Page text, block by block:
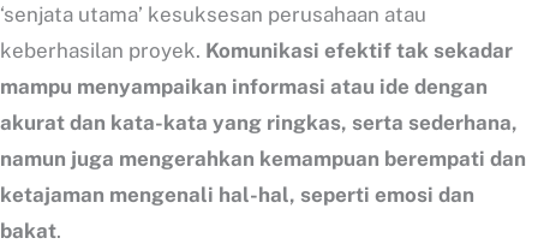
‘senjata utama’ kesuksesan perusahaan atau
keberhasilan proyek. Komunikasi efektif tak sekadar
mampu menyampaikan informasi atau ide dengan
akurat dan kata-kata yang ringkas, serta sederhana,
namun juga mengerahkan kemampuan berempati dan
ketajaman mengenali hal-hal, seperti emosi dan
bakat.